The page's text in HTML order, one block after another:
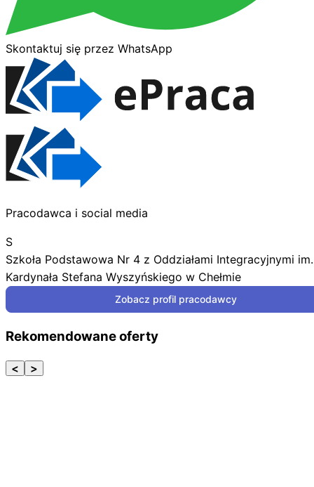
Skontaktuj się przez WhatsApp
Pracodawca i social media
S
Szkoła Podstawowa Nr 4 z Oddziałami Integracyjnymi im.
Kardynała Stefana Wyszyńskiego w Chełmie
Zobacz profil pracodawcy
Rekomendowane oferty
< >